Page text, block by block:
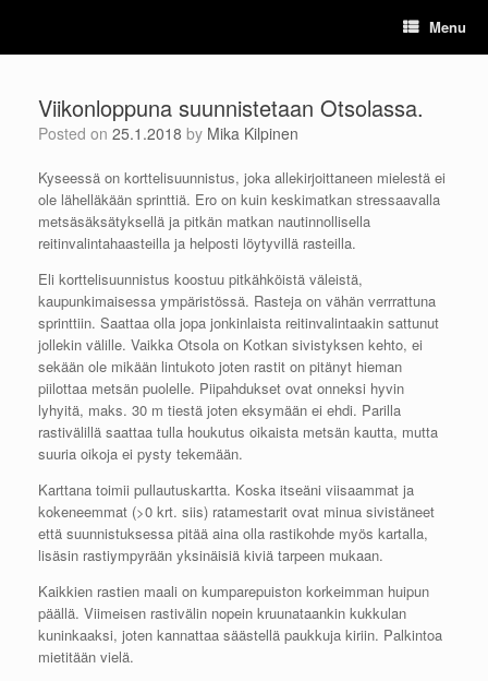
content
Menu
Viikonloppuna suunnistetaan Otsolassa.
Posted on 25.1.2018 by Mika Kilpinen
Kyseessä on korttelisuunnistus, joka allekirjoittaneen mielestä ei
ole lähelläkään sprinttiä. Ero on kuin keskimatkan stressaavalla
metsäsäksätyksellä ja pitkän matkan nautinnollisella
reitinvalintahaasteilla ja helposti löytyvillä rasteilla.
Eli korttelisuunnistus koostuu pitkähköistä väleistä,
kaupunkimaisessa ympäristössä. Rasteja on vähän verrrattuna
sprinttiin. Saattaa olla jopa jonkinlaista reitinvalintaakin sattunut
jollekin välille. Vaikka Otsola on Kotkan sivistyksen kehto, ei
sekään ole mikään lintukoto joten rastit on pitänyt hieman
piilottaa metsän puolelle. Piipahdukset ovat onneksi hyvin
lyhyitä, maks. 30 m tiestä joten eksymään ei ehdi. Parilla
rastivälillä saattaa tulla houkutus oikaista metsän kautta, mutta
suuria oikoja ei pysty tekemään.
Karttana toimii pullautuskartta. Koska itseäni viisaammat ja
kokeneemmat (>0 krt. siis) ratamestarit ovat minua sivistäneet
että suunnistuksessa pitää aina olla rastikohde myös kartalla,
lisäsin rastiympyrään yksinäisiä kiviä tarpeen mukaan.
Kaikkien rastien maali on kumparepuiston korkeimman huipun
päällä. Viimeisen rastivälin nopein kruunataankin kukkulan
kuninkaaksi, joten kannattaa säästellä paukkuja kiriin. Palkintoa
mietitään vielä.